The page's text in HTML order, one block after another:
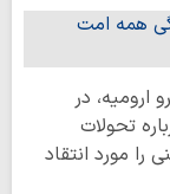
ارومیه، در
تحولات
را مورد انتقاد